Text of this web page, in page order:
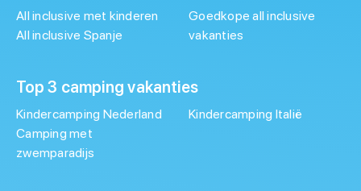
All inclusive met kinderen
All inclusive Spanje
Goedkope all inclusive
vakanties
Top 3 camping vakanties
Kindercamping Nederland
Camping met
zwemparadijs
Kindercamping Italië